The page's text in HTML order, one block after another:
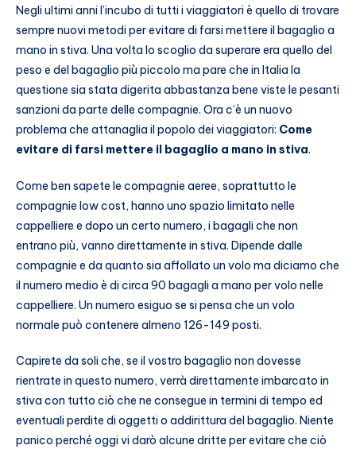
Negli ultimi anni l’incubo di tutti i viaggiatori è quello di trovare
sempre nuovi metodi per evitare di farsi mettere il bagaglio a
mano in stiva. Una volta lo scoglio da superare era quello del
peso e del bagaglio più piccolo ma pare che in Italia la
questione sia stata digerita abbastanza bene viste le pesanti
sanzioni da parte delle compagnie. Ora c’è un nuovo
problema che attanaglia il popolo dei viaggiatori: Come
evitare di farsi mettere il bagaglio a mano in stiva.
Come ben sapete le compagnie aeree, soprattutto le
compagnie low cost, hanno uno spazio limitato nelle
cappelliere e dopo un certo numero, i bagagli che non
entrano più, vanno direttamente in stiva. Dipende dalle
compagnie e da quanto sia affollato un volo ma diciamo che
il numero medio è di circa 90 bagagli a mano per volo nelle
cappelliere. Un numero esiguo se si pensa che un volo
normale può contenere almeno 126-149 posti.
Capirete da soli che, se il vostro bagaglio non dovesse
rientrate in questo numero, verrà direttamente imbarcato in
stiva con tutto ciò che ne consegue in termini di tempo ed
eventuali perdite di oggetti o addirittura del bagaglio. Niente
panico perché oggi vi darò alcune dritte per evitare che ciò